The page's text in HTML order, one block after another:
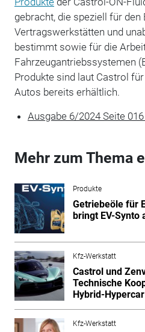
gebracht, die speziell für den
Vertragswerkstätten und
bestimmt sowie für die
Fahrzeugantriebssystemen
Produkte sind laut Castrol
Autos bereits erhältlich.
Ausgabe 6/2024 Seite 016
Mehr zum Thema
Produkte
Getriebeöle für
bringt EV-Synto
Kfz-Werkstatt
Castrol und
Technische
Hybrid-Hypercar
Kfz-Werkstatt